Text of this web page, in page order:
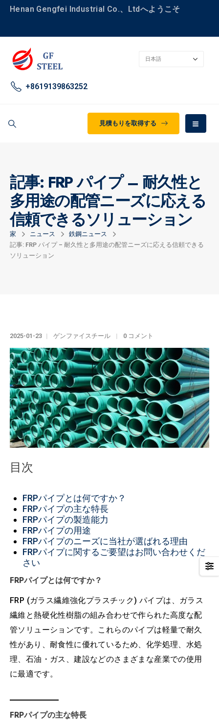
Henan Gengfei Industrial Co.、Ltdへようこそ
+8619139863252
見積もりを取得する
記事: FRP パイプ – 耐久性と
多用途の配管ニーズに応える
信頼できるソリューション
家 ニュース
鉄鋼ニュース
記事: FRP パイプ – 耐久性と多用途の配管ニーズに応える信頼できる
ソリューション
2025-01-23 ゲンファイスチール 0 コメント
目次
FRPパイプとは何ですか？
FRPパイプの主な特長
FRPパイプの製造能力
FRPパイプの用途
FRPパイプのニーズに当社が選ばれる理由
FRPパイプに関するご要望はお問い合わせくだ
さい
FRPパイプとは何ですか？
FRP (ガラス繊維強化プラスチック) パイプは、ガラス
繊維と熱硬化性樹脂の組み合わせで作られた高度な配
管ソリューションです。これらのパイプは軽量で耐久
性があり、耐食性に優れているため、化学処理、水処
理、石油・ガス、建設などのさまざまな産業での使用
に最適です。
FRPパイプの主な特長